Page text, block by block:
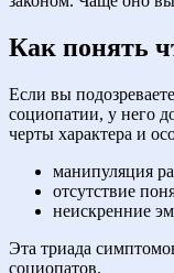
Как понять
Если вы
социопатии, у него
черты характера и
манипуляция
отсутствие
неискренние
Эта триада
социопатов.